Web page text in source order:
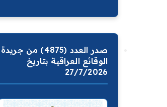
صدر العدد (4875) من جريدة
الوقائع العراقية بتاريخ
27/7/2026